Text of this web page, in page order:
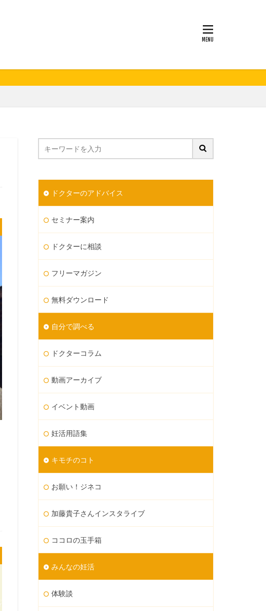
ドクターのアドバイス
セミナー案内
ドクターに相談
フリーマガジン
無料ダウンロード
自分で調べる
ドクターコラム
動画アーカイブ
イベント動画
妊活用語集
キモチのコト
お願い！ジネコ
加藤貴子さんインスタライブ
ココロの玉手箱
みんなの妊活
体験談